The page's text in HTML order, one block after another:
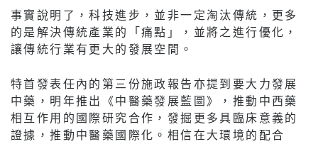
事實說明了，科技進步，並非一定淘汰傳統，更多
的是解決傳統產業的「痛點」，並將之進行優化，
讓傳統行業有更大的發展空間。
特首發表任內的第三份施政報告亦提到要大力發展
中藥，明年推出《中醫藥發展藍圖》，推動中西藥
相互作用的國際研究合作，發掘更多具臨床意義的
證據，推動中醫藥國際化。相信在大環境的配合